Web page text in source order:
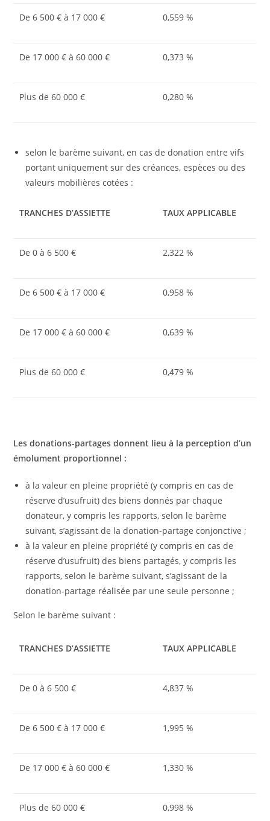
De 6 500 € à 17 000 € 0,559 %
De 17 000 € à 60 000 € 0,373 %
Plus de 60 000 € 0,280 %
selon le barème suivant, en cas de donation entre vifs
portant uniquement sur des créances, espèces ou des
valeurs mobilières cotées :
TRANCHES D’ASSIETTE TAUX APPLICABLE
De 0 à 6 500 € 2,322 %
De 6 500 € à 17 000 € 0,958 %
De 17 000 € à 60 000 € 0,639 %
Plus de 60 000 € 0,479 %
Les donations-partages donnent lieu à la perception d’un
émolument proportionnel :
à la valeur en pleine propriété (y compris en cas de
réserve d’usufruit) des biens donnés par chaque
donateur, y compris les rapports, selon le barème
suivant, s’agissant de la donation-partage conjonctive ;
à la valeur en pleine propriété (y compris en cas de
réserve d’usufruit) des biens partagés, y compris les
rapports, selon le barème suivant, s’agissant de la
donation-partage réalisée par une seule personne ;
Selon le barème suivant :
TRANCHES D’ASSIETTE TAUX APPLICABLE
De 0 à 6 500 € 4,837 %
De 6 500 € à 17 000 € 1,995 %
De 17 000 € à 60 000 € 1,330 %
Plus de 60 000 € 0,998 %